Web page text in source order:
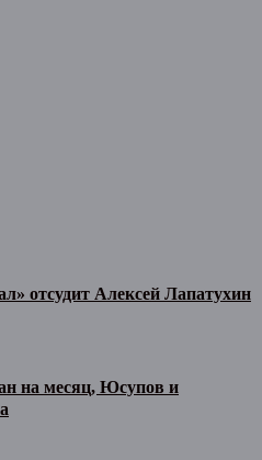
отсудит Алексей Лапатухин
на месяц, Юсупов и